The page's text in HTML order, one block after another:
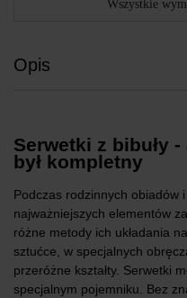
Wszystkie
Opis
Serwetki z bibuły
był kompletny
Podczas rodzinnych obiadów
najważniejszych elementów
różne metody ich układania
sztućce, w specjalnych
przeróżne kształty. Serwetki
specjalnym pojemniku. Bez